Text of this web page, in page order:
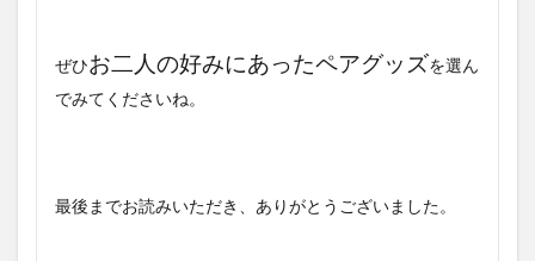
ぜひお二人の好みにあったペアグッズを選ん
でみてくださいね。
最後までお読みいただき、ありがとうございました。